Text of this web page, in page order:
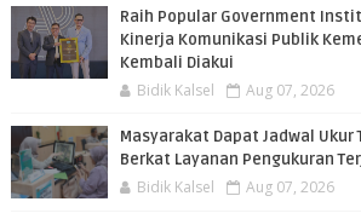
Raih Popular Government
Kinerja Komunikasi Publik
Kembali Diakui
Bidik Kalsel Aug 07, 2026
Masyarakat Dapat Jadwal Ukur
Berkat Layanan Pengukuran
Bidik Kalsel Aug 07, 2026